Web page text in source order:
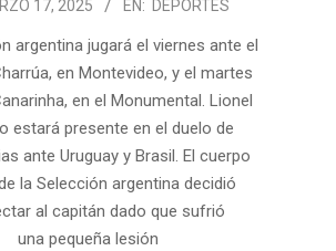
17, 2025 EN: DEPORTES
argentina jugará el viernes ante el
en Montevideo, y el martes
en el Monumental. Lionel
estará presente en el duelo de
ante Uruguay y Brasil. El cuerpo
la Selección argentina decidió
al capitán dado que sufrió
una pequeña lesión